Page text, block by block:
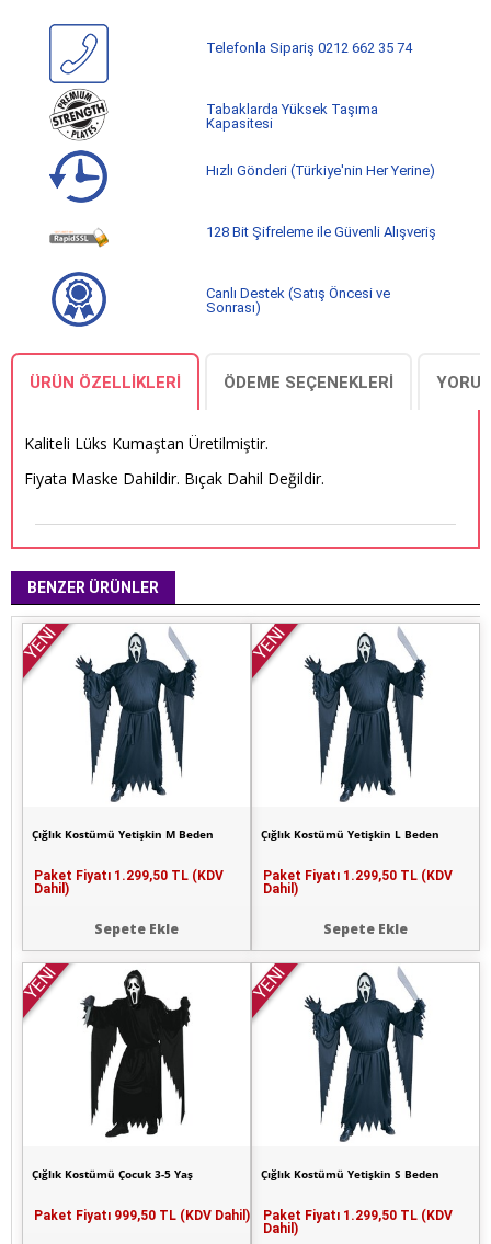
Telefonla Sipariş 0212 662 35 74
Tabaklarda Yüksek Taşıma
Kapasitesi
Hızlı Gönderi (Türkiye'nin Her Yerine)
128 Bit Şifreleme ile Güvenli Alışveriş
Canlı Destek (Satış Öncesi ve
Sonrası)
ÜRÜN ÖZELLIKLERI ÖDEME SEÇENEKLERI
Kaliteli Lüks Kumaştan Üretilmiştir.
Fiyata Maske Dahildir. Bıçak Dahil Değildir.
BENZER ÜRÜNLER
YENİ
Çığlık Kostümü Yetişkin L Beden
Paket Fiyatı 1.299,50 TL (KDV
Dahil)
Sepete Ekle
YENİ
Çığlık Kostümü Yetişkin M Beden
Paket Fiyatı 1.299,50 TL (KDV
Dahil)
Sepete Ekle
YENİ
Çığlık Kostümü Yetişkin S Beden
Paket Fiyatı 1.299,50 TL (KDV
Dahil)
YENİ
Çığlık Kostümü Çocuk 3-5 Yaş
Paket Fiyatı 999,50 TL (KDV Dahil)